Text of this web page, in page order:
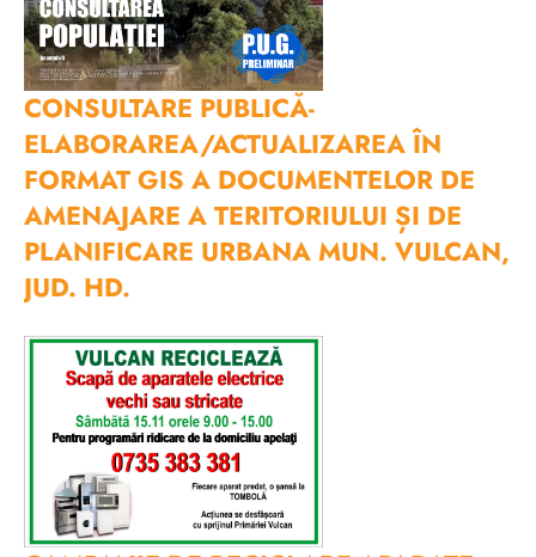
CONSULTARE PUBLICĂ-
ELABORAREA/ACTUALIZAREA ÎN
FORMAT GIS A DOCUMENTELOR DE
AMENAJARE A TERITORIULUI ȘI DE
PLANIFICARE URBANA MUN. VULCAN,
JUD. HD.